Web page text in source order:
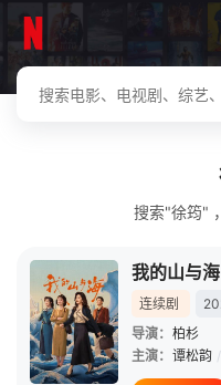
搜索"徐筠"
我的山与海
连续剧
导演： 柏杉
主演： 谭松韵 /